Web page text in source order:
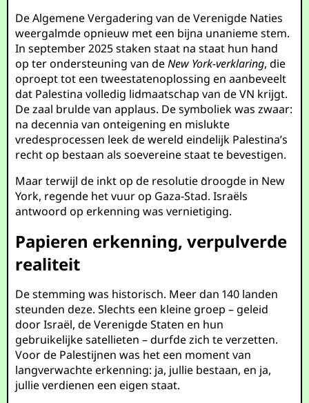
De Algemene Vergadering van de Verenigde Naties
weergalmde opnieuw met een bijna unanieme stem.
In september 2025 staken staat na staat hun hand
op ter ondersteuning van deNew York-verklaring, die
oproept tot een tweestatenoplossing en aanbeveelt
dat Palestina volledig lidmaatschap van de VN krijgt.
De zaal brulde van applaus. De symboliek was zwaar:
na decennia van onteigening en mislukte
vredesprocessen leek de wereld eindelijk Palestina’s
recht op bestaan als soevereine staat te bevestigen.
Maar terwijl de inkt op de resolutie droogde in New
York, regende het vuur op Gaza-Stad. Israëls
antwoord op erkenning was vernietiging.
Papieren erkenning, verpulverde
realiteit
De stemming was historisch. Meer dan 140 landen
steunden deze. Slechts een kleine groep – geleid
door Israël, de Verenigde Staten en hun
gebruikelijke satellieten – durfde zich te verzetten.
Voor de Palestijnen was het een moment van
langverwachte erkenning: ja, jullie bestaan, en ja,
jullie verdienen een eigen staat.